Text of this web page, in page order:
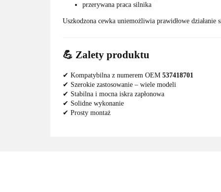
przerywana praca silnika
Uszkodzona cewka uniemożliwia prawidłowe działanie
💪 Zalety produktu
✔ Kompatybilna z numerem OEM 537418701
✔ Szerokie zastosowanie – wiele modeli
✔ Stabilna i mocna iskra zapłonowa
✔ Solidne wykonanie
✔ Prosty montaż